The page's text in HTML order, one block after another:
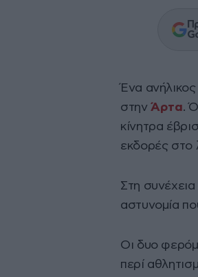
Ένα
στηνΆρτα.
κίνητρα
εκδορές στο
Στη
αστυνομία
Οι δυο
περί